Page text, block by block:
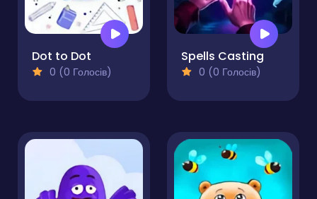
Dot to Dot
0 (0 Голосів)
Spells Casting
0 (0 Голосів)